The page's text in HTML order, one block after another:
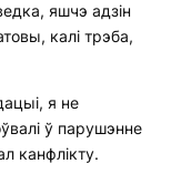
яшчэ адзін
калі трэба,
я не
ў парушэнне
канфлікту.